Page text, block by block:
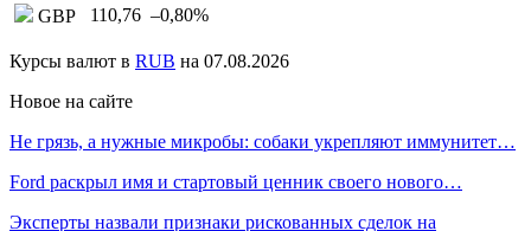
GBP
110,76 –0,80%
Курсы валют в RUB на 07.08.2026
Новое на сайте
Не грязь, а нужные микробы: собаки укрепляют иммунитет…
Ford раскрыл имя и стартовый ценник своего нового…
Эксперты назвали признаки рискованных сделок на